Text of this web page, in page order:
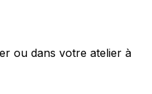
ou dans votre atelier à